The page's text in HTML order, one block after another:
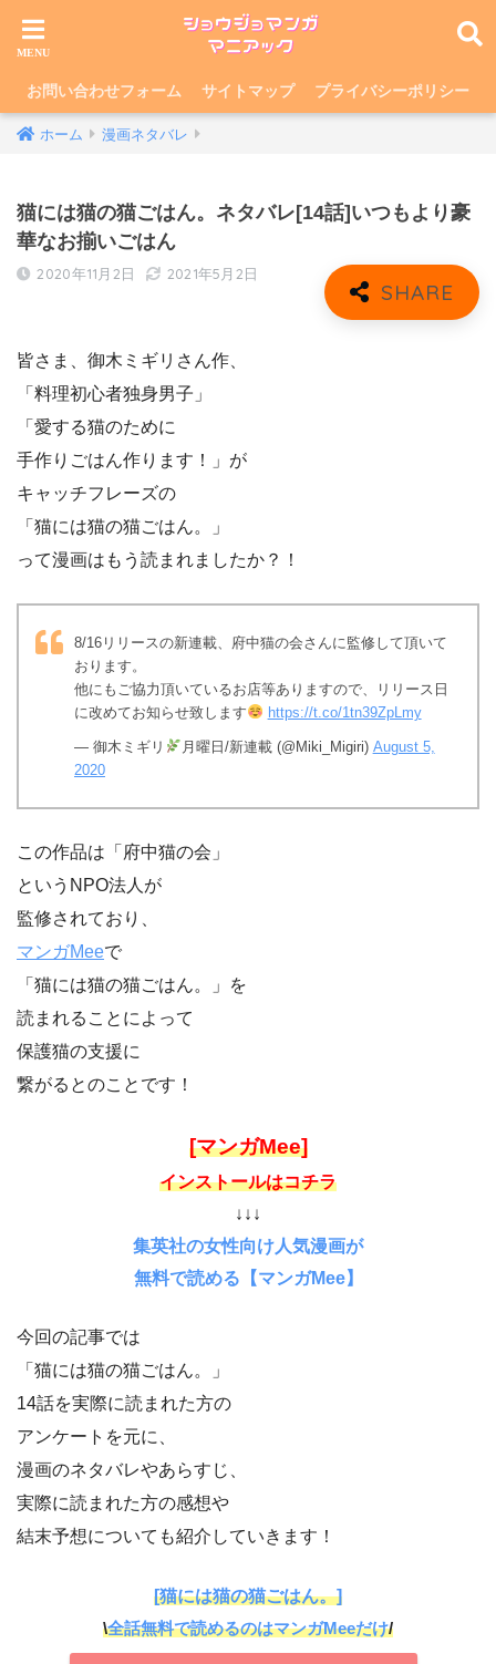
お問い合わせフォーム サイトマップ プライバシーポリシー
ホーム 漫画ネタバレ
猫には猫の猫ごはん。ネタバレ[14話]いつもより豪
華なお揃いごはん
2020年11月2日 2021年5月2日
皆さま、御木ミギリさん作、
「料理初心者独身男子」
「愛する猫のために
手作りごはん作ります！」が
キャッチフレーズの
「猫には猫の猫ごはん。」
って漫画はもう読まれましたか？！
8/16リリースの新連載、府中猫の会さんに監修して頂いて
おります。
他にもご協力頂いているお店等ありますので、リリース日
に改めてお知らせ致します
https://t.co/1tn39ZpLmy
— 御木ミギリ 月曜日/新連載 (@Miki_Migiri) August 5,
2020
この作品は「府中猫の会」
というNPO法人が
監修されており、
マンガMeeで
「猫には猫の猫ごはん。」を
読まれることによって
保護猫の支援に
繋がるとのことです！
[マンガMee]
インストールはコチラ
↓↓↓
集英社の女性向け人気漫画が
無料で読める【マンガMee】
今回の記事では
「猫には猫の猫ごはん。」
14話を実際に読まれた方の
アンケートを元に、
漫画のネタバレやあらすじ、
実際に読まれた方の感想や
結末予想についても紹介していきます！
[猫には猫の猫ごはん。]
\全話無料で読めるのはマンガMeeだけ/